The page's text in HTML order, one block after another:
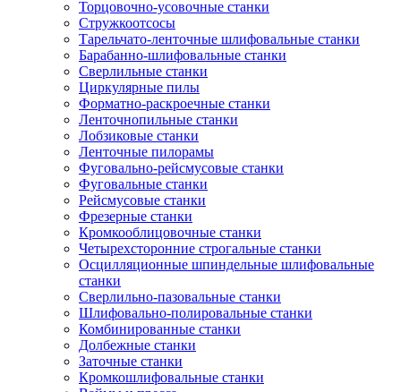
Торцовочно-усовочные станки
Стружкоотсосы
Тарельчато-ленточные шлифовальные станки
Барабанно-шлифовальные станки
Сверлильные станки
Циркулярные пилы
Форматно-раскроечные станки
Ленточнопильные станки
Лобзиковые станки
Ленточные пилорамы
Фуговально-рейсмусовые станки
Фуговальные станки
Рейсмусовые станки
Фрезерные станки
Кромкооблицовочные станки
Четырехсторонние строгальные станки
Осцилляционные шпиндельные шлифовальные
станки
Сверлильно-пазовальные станки
Шлифовально-полировальные станки
Комбинированные станки
Долбежные станки
Заточные станки
Кромкошлифовальные станки